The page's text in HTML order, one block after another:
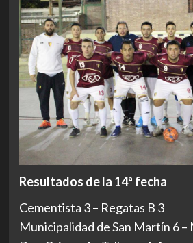
Resultados de la 14ª fecha
Cementista 3 – Regatas B 3
Municipalidad de San Martín 6 –